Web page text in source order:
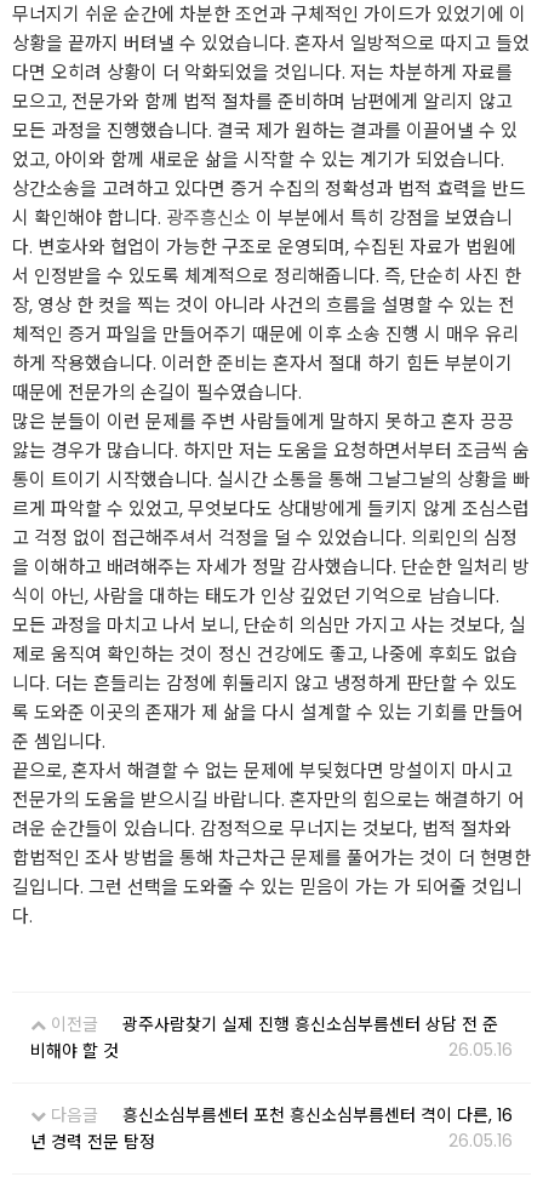
무너지기 쉬운 순간에 차분한 조언과 구체적인 가이드가 있었기에 이
상황을 끝까지 버텨낼 수 있었습니다. 혼자서 일방적으로 따지고 들었
다면 오히려 상황이 더 악화되었을 것입니다. 저는 차분하게 자료를
모으고, 전문가와 함께 법적 절차를 준비하며 남편에게 알리지 않고
모든 과정을 진행했습니다. 결국 제가 원하는 결과를 이끌어낼 수 있
었고, 아이와 함께 새로운 삶을 시작할 수 있는 계기가 되었습니다.
상간소송을 고려하고 있다면 증거 수집의 정확성과 법적 효력을 반드
시 확인해야 합니다. 광주흥신소 이 부분에서 특히 강점을 보였습니
다. 변호사와 협업이 가능한 구조로 운영되며, 수집된 자료가 법원에
서 인정받을 수 있도록 체계적으로 정리해줍니다. 즉, 단순히 사진 한
장, 영상 한 컷을 찍는 것이 아니라 사건의 흐름을 설명할 수 있는 전
체적인 증거 파일을 만들어주기 때문에 이후 소송 진행 시 매우 유리
하게 작용했습니다. 이러한 준비는 혼자서 절대 하기 힘든 부분이기
때문에 전문가의 손길이 필수였습니다.
많은 분들이 이런 문제를 주변 사람들에게 말하지 못하고 혼자 끙끙
앓는 경우가 많습니다. 하지만 저는 도움을 요청하면서부터 조금씩 숨
통이 트이기 시작했습니다. 실시간 소통을 통해 그날그날의 상황을 빠
르게 파악할 수 있었고, 무엇보다도 상대방에게 들키지 않게 조심스럽
고 걱정 없이 접근해주셔서 걱정을 덜 수 있었습니다. 의뢰인의 심정
을 이해하고 배려해주는 자세가 정말 감사했습니다. 단순한 일처리 방
식이 아닌, 사람을 대하는 태도가 인상 깊었던 기억으로 남습니다.
모든 과정을 마치고 나서 보니, 단순히 의심만 가지고 사는 것보다, 실
제로 움직여 확인하는 것이 정신 건강에도 좋고, 나중에 후회도 없습
니다. 더는 흔들리는 감정에 휘둘리지 않고 냉정하게 판단할 수 있도
록 도와준 이곳의 존재가 제 삶을 다시 설계할 수 있는 기회를 만들어
준 셈입니다.
끝으로, 혼자서 해결할 수 없는 문제에 부딪혔다면 망설이지 마시고
전문가의 도움을 받으시길 바랍니다. 혼자만의 힘으로는 해결하기 어
려운 순간들이 있습니다. 감정적으로 무너지는 것보다, 법적 절차와
합법적인 조사 방법을 통해 차근차근 문제를 풀어가는 것이 더 현명한
길입니다. 그런 선택을 도와줄 수 있는 믿음이 가는 가 되어줄 것입니
다.
이전글
광주사람찾기 실제 진행 흥신소심부름센터 상담 전 준
비해야 할 것
26.05.16
다음글
흥신소심부름센터 포천 흥신소심부름센터 격이 다른, 16
년 경력 전문 탐정
26.05.16